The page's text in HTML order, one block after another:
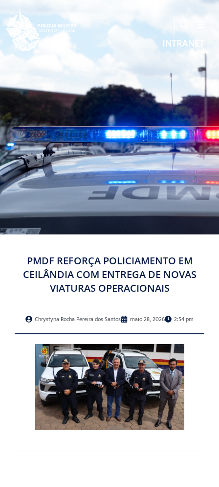
INTRANET
PMDF REFORÇA POLICIAMENTO EM
CEILÂNDIA COM ENTREGA DE NOVAS
VIATURAS OPERACIONAIS
Chrystyna Rocha Pereira dos Santos maio 28, 2026 2:54 pm